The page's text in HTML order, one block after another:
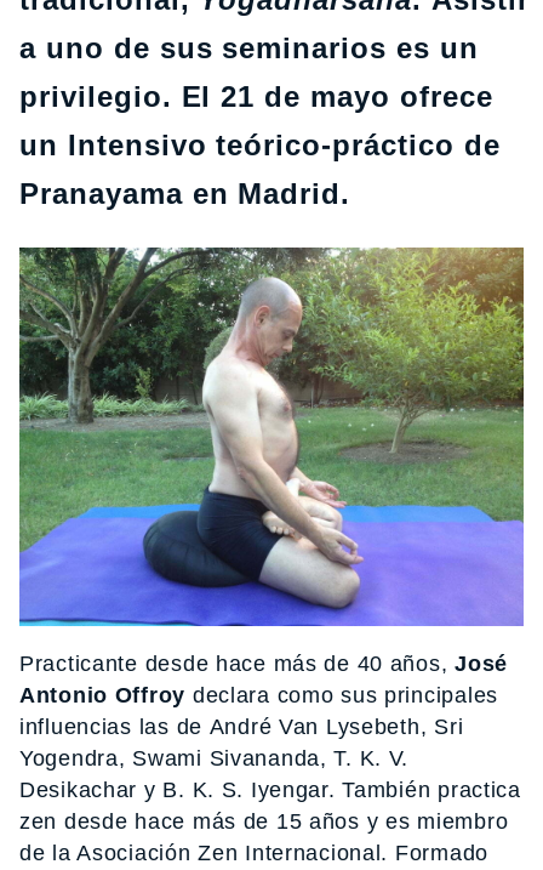
a uno de sus seminarios es un
privilegio. El 21 de mayo ofrece
un Intensivo teórico-práctico de
Pranayama en Madrid.
Practicante desde hace más de 40 años,José
Antonio Offroy declara como sus principales
influencias las de André Van Lysebeth, Sri
Yogendra, Swami Sivananda, T. K. V.
Desikachar y B. K. S. Iyengar. También practica
zen desde hace más de 15 años y es miembro
de la Asociación Zen Internacional. Formado